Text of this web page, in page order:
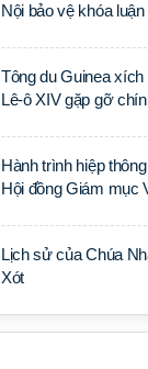
Nội bảo vệ khóa
Tông du Guinea
Lê-ô XIV gặp gỡ
Hành trình hiệp
Hội đồng Giám mục
Lịch sử của Chúa
Xót